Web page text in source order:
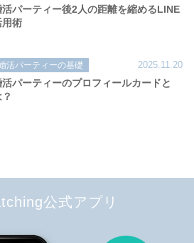
活パーティー後2人の距離を縮めるLINE
用術
活パーティーの基礎 2025.11.20
活パーティーのプロフィールカードと
公式アプリ